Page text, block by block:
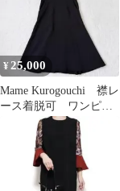
¥25,000
Mame Kurogouchi 襟レ
ース着脱可 ワンピー
ス ブラック 1